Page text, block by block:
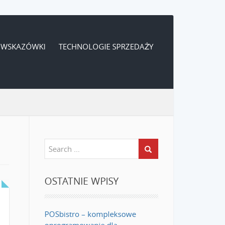
WSKAZÓWKI TECHNOLOGIE SPRZEDAŻY
OSTATNIE WPISY
POSbistro – kompleksowe